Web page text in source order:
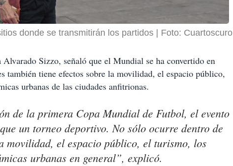
donde se transmitirán los partidos Foto: Cuartoscuro
Sizzo, señaló que el Mundial se ha convertido en
también tiene efectos sobre la movilidad, el espacio público,
urbanas de las ciudades anfitrionas.
de la primera Copa Mundial de Futbol, el evento
un torneo deportivo. No sólo ocurre dentro de
movilidad, el espacio público, el turismo, los
urbanas en general”, explicó.